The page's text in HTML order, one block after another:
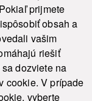
prijmete
obsah a
vašim
riešiť
dozviete na
cookie. V prípade
vyberte
osobných údajov